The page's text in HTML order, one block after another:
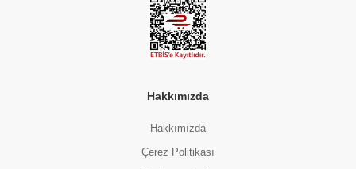
Hakkımızda
Hakkımızda
Çerez Politikası